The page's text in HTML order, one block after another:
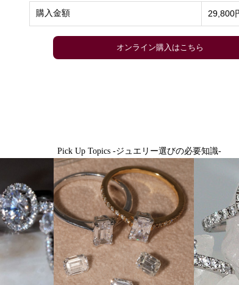
購入金額 29,800
Pick Up Topics -ジュエリー選びの必要知識-